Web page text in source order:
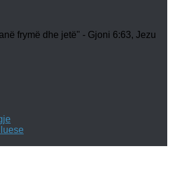
frymë dhe jetë" - Gjoni 6:63, Jezu